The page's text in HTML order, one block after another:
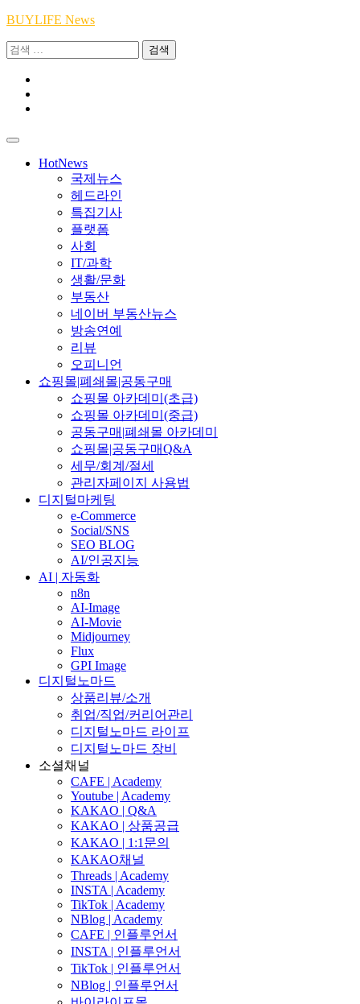
Skip
content
BUYLIFE News
검
HotNews
국제뉴스
헤드라인
특집기사
플랫폼
사회
IT/과학
생활/문화
부동산
네이버 부동산뉴스
방송연예
리뷰
오피니언
쇼핑몰|폐쇄몰|공동구매
쇼핑몰 아카데미(초급)
쇼핑몰 아카데미(중급)
공동구매|폐쇄몰 아카데미
쇼핑몰|공동구매Q&A
세무/회계/절세
관리자페이지 사용법
디지털마케팅
e-Commerce
Social/SNS
SEO BLOG
AI/인공지능
AI | 자동화
n8n
AI-Image
AI-Movie
Midjourney
Flux
GPI Image
디지털노마드
상품리뷰/소개
취업/직업/커리어관리
디지털노마드 라이프
디지털노마드 장비
소셜채널
CAFE | Academy
Youtube | Academy
KAKAO | Q&A
KAKAO | 상품공급
KAKAO | 1:1문의
KAKAO채널
Threads | Academy
INSTA | Academy
TikTok | Academy
NBlog | Academy
CAFE | 인플루언서
INSTA | 인플루언서
TikTok | 인플루언서
NBlog | 인플루언서